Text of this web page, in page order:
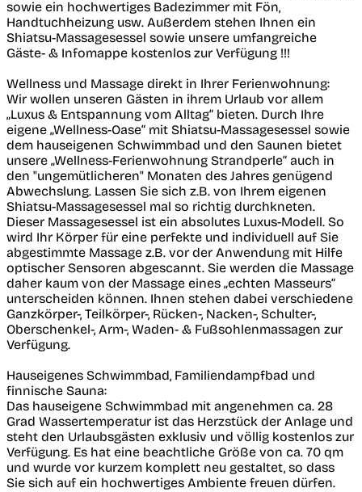
sowie ein hochwertiges Badezimmer mit Fön,
Handtuchheizung usw. Außerdem stehen Ihnen ein
Shiatsu-Massagesessel sowie unsere umfangreiche
Gäste- & Infomappe kostenlos zur Verfügung !!!
Wellness und Massage direkt in Ihrer Ferienwohnung:
Wir wollen unseren Gästen in ihrem Urlaub vor allem
„Luxus & Entspannung vom Alltag“ bieten. Durch Ihre
eigene „Wellness-Oase“ mit Shiatsu-Massagesessel sowie
dem hauseigenen Schwimmbad und den Saunen bietet
unsere „Wellness-Ferienwohnung Strandperle“ auch in
den "ungemütlicheren" Monaten des Jahres genügend
Abwechslung. Lassen Sie sich z.B. von Ihrem eigenen
Shiatsu-Massagesessel mal so richtig durchkneten.
Dieser Massagesessel ist ein absolutes Luxus-Modell. So
wird Ihr Körper für eine perfekte und individuell auf Sie
abgestimmte Massage z.B. vor der Anwendung mit Hilfe
optischer Sensoren abgescannt. Sie werden die Massage
daher kaum von der Massage eines „echten Masseurs“
unterscheiden können. Ihnen stehen dabei verschiedene
Ganzkörper-, Teilkörper-, Rücken-, Nacken-, Schulter-,
Oberschenkel-, Arm-, Waden- & Fußsohlenmassagen zur
Verfügung.
Hauseigenes Schwimmbad, Familiendampfbad und
finnische Sauna:
Das hauseigene Schwimmbad mit angenehmen ca. 28
Grad Wassertemperatur ist das Herzstück der Anlage und
steht den Urlaubsgästen exklusiv und völlig kostenlos zur
Verfügung. Es hat eine beachtliche Größe von ca. 70 qm
und wurde vor kurzem komplett neu gestaltet, so dass
Sie sich auf ein hochwertiges Ambiente freuen dürfen.